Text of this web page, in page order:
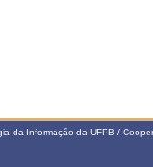
da Informação da UFPB /